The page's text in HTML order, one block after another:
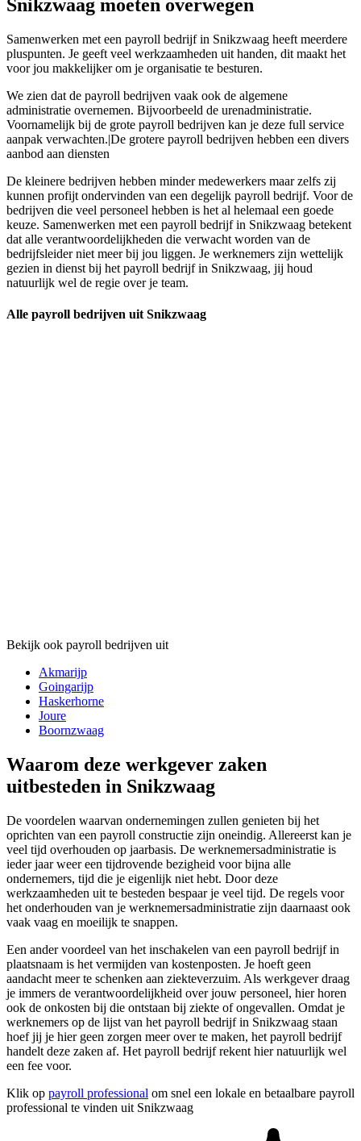
Snikzwaag moeten overwegen
Samenwerken met een payroll bedrijf in Snikzwaag heeft meerdere
pluspunten. Je geeft veel werkzaamheden uit handen, dit maakt het
voor jou makkelijker om je organisatie te besturen.
We zien dat de payroll bedrijven vaak ook de algemene
administratie overnemen. Bijvoorbeeld de urenadministratie.
Voornamelijk bij de grote payroll bedrijven kan je deze full service
aanpak verwachten.|De grotere payroll bedrijven hebben een divers
aanbod aan diensten
De kleinere bedrijven hebben minder medewerkers maar zelfs zij
kunnen profijt ondervinden van een degelijk payroll bedrijf. Voor de
bedrijven die veel personeel hebben is het al helemaal een goede
keuze. Samenwerken met een payroll bedrijf in Snikzwaag betekent
dat alle verantwoordelijkheden die verwacht worden van de
bedrijfsleider niet meer bij jou liggen. Je werknemers zijn wettelijk
gezien in dienst bij het payroll bedrijf in Snikzwaag, jij houd
natuurlijk wel de regie over je team.
Alle payroll bedrijven uit Snikzwaag
Bekijk ook payroll bedrijven uit
Akmarijp
Goingarijp
Haskerhorne
Joure
Boornzwaag
Waarom deze werkgever zaken
uitbesteden in Snikzwaag
De voordelen waarvan ondernemingen zullen genieten bij het
oprichten van een payroll constructie zijn oneindig. Allereerst kan je
veel tijd overhouden op jaarbasis. De werknemersadministratie is
ieder jaar weer een tijdrovende bezigheid voor bijna alle
ondernemers, tijd die je eigenlijk niet hebt. Door deze
werkzaamheden uit te besteden bespaar je veel tijd. De regels voor
het onderhouden van je werknemersadministratie zijn daarnaast ook
vaak vaag en moeilijk te snappen.
Een ander voordeel van het inschakelen van een payroll bedrijf in
plaatsnaam is het vermijden van kostenposten. Je hoeft geen
aandacht meer te schenken aan ziekteverzuim. Als werkgever draag
je immers de verantwoordelijkheid over jouw personeel, hier horen
ook de onkosten bij die ontstaan bij ziekte of ongevallen. Omdat je
werknemers op de lijst van het payroll bedrijf in Snikzwaag staan
hoef jij je hier geen zorgen meer over te maken, het payroll bedrijf
handelt deze zaken af. Het payroll bedrijf rekent hier natuurlijk wel
een fee voor.
Klik op payroll professional om snel een lokale en betaalbare payroll
professional te vinden uit Snikzwaag